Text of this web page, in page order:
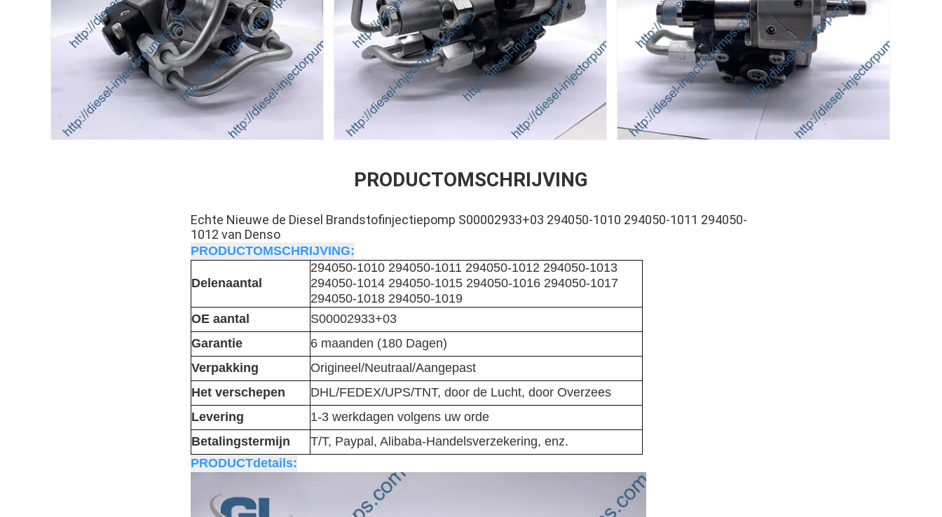
PRODUCTOMSCHRIJVING
Echte Nieuwe de Diesel Brandstofinjectiepomp S00002933+03 294050-1010 294050-1011 294050-
1012 van Denso
PRODUCTOMSCHRIJVING:
Delenaantal
294050-1010 294050-1011 294050-1012 294050-1013
294050-1014 294050-1015 294050-1016 294050-1017
294050-1018 294050-1019
OE aantal
S00002933+03
Garantie
6 maanden (180 Dagen)
Verpakking
Origineel/Neutraal/Aangepast
Het verschepen
DHL/FEDEX/UPS/TNT, door de Lucht, door Overzees
Levering
1-3 werkdagen volgens uw orde
Betalingstermijn
T/T, Paypal, Alibaba-Handelsverzekering, enz.
PRODUCTdetails: